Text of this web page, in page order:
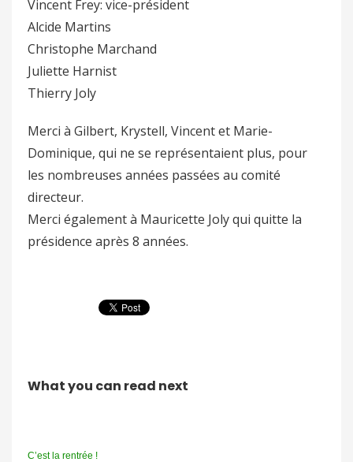
Vincent Frey: vice-président
Alcide Martins
Christophe Marchand
Juliette Harnist
Thierry Joly
Merci à Gilbert, Krystell, Vincent et Marie-
Dominique, qui ne se représentaient plus, pour
les nombreuses années passées au comité
directeur.
Merci également à Mauricette Joly qui quitte la
présidence après 8 années.
What you can read next
C’est la rentrée !